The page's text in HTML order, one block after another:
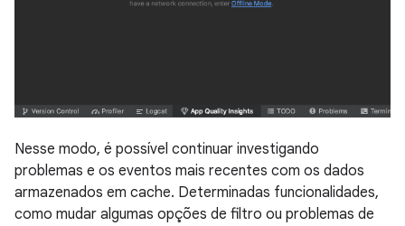
Nesse modo, é possível continuar investigando
problemas e os eventos mais recentes com os dados
armazenados em cache. Determinadas funcionalidades,
como mudar algumas opções de filtro ou problemas de